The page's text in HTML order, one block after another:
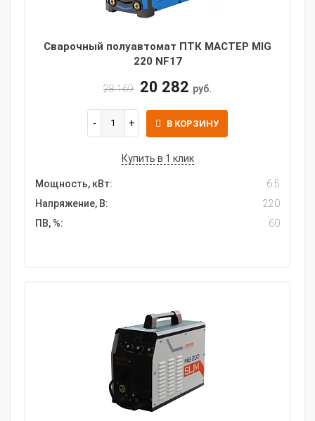
Сварочный полуавтомат ПТК МАСТЕР MIG
220 NF17
28 169 20 282 руб.
В КОРЗИНУ
Купить в 1 клик
Мощность, кВт:
6.5
Напряжение, В:
220
ПВ, %:
60